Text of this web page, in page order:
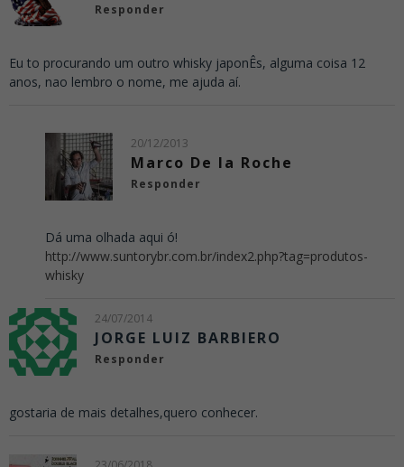
Responder
Eu to procurando um outro whisky japonÊs, alguma coisa 12
anos, nao lembro o nome, me ajuda aí.
20/12/2013
Marco De la Roche
Responder
Dá uma olhada aqui ó!
http://www.suntorybr.com.br/index2.php?tag=produtos-
whisky
24/07/2014
JORGE LUIZ BARBIERO
Responder
gostaria de mais detalhes,quero conhecer.